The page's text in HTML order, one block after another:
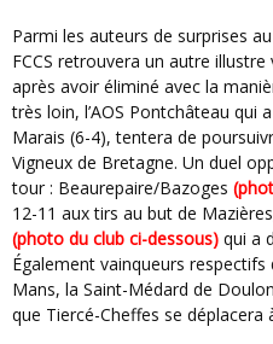
Parmi les auteurs de surprises au tour précédent, Le Croisic/Batz
FCCS retrouvera un autre
après avoir éliminé avec la
très loin, l’AOS Pontchâteau qui
Marais (6-4), tentera de
Vigneux de Bretagne. Un duel
tour : Beaurepaire/Bazoges
12-11 aux tirs au but de
(photo du club ci-dessous) qui a
Également vainqueurs
Mans, la Saint-Médard de
que Tiercé-Cheffes se déplacera